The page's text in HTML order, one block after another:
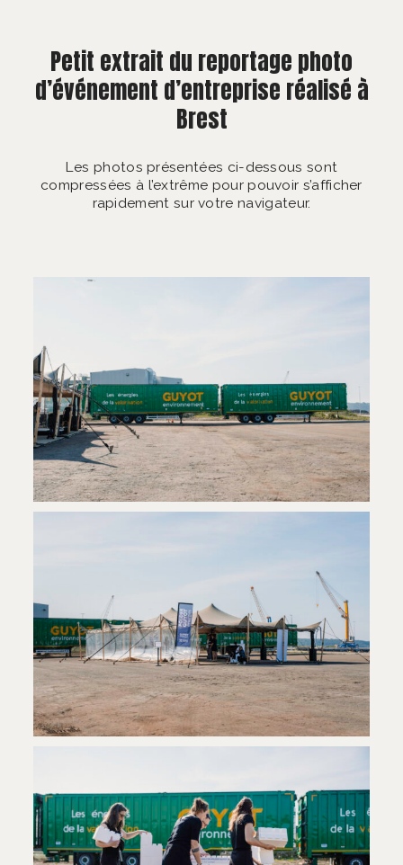
Petit extrait du reportage photo
d’événement d’entreprise réalisé à
Brest
Les photos présentées ci-dessous sont
compressées à l’extrême pour pouvoir s’afficher
rapidement sur votre navigateur.